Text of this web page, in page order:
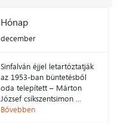
Hónap
december
Sinfalván éjjel letartóztatják
az 1953-ban büntetésből
oda telepített – Márton
József csíkszentsimon ...
Bővebben